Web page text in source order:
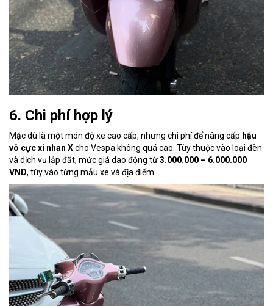
6. Chi phí hợp lý
Mặc dù là một món độ xe cao cấp, nhưng chi phí để nâng cấp hậu
vô cực xi nhan Xcho Vespa không quá cao. Tùy thuộc vào loại đèn
và dịch vụ lắp đặt, mức giá dao động từ3.000.000 – 6.000.000
VND, tùy vào từng mẫu xe và địa điểm.